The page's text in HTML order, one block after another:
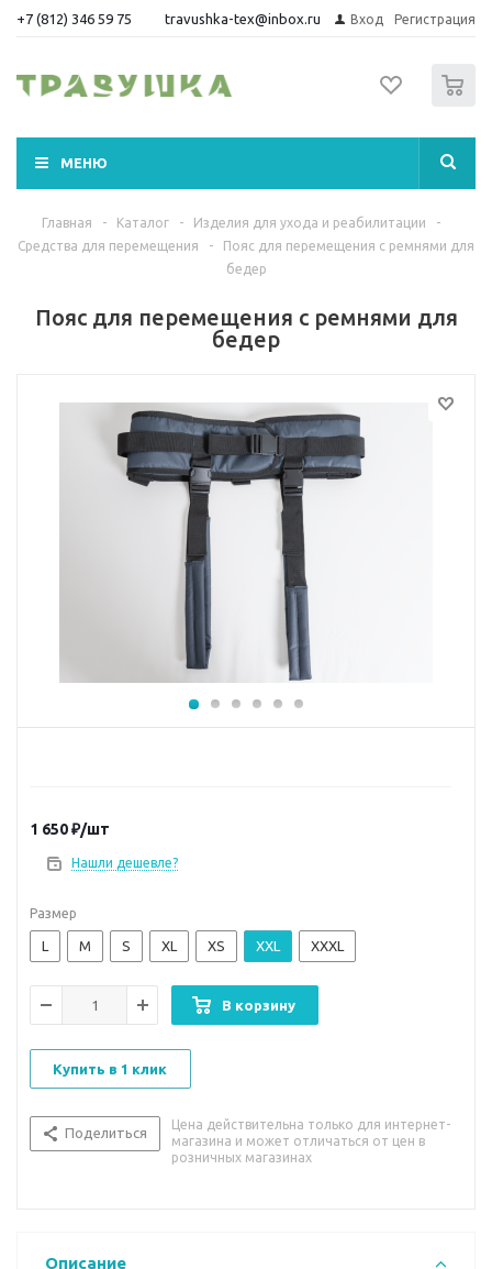
+7 (812) 346 59 75 travushka-tex@inbox.ru Вход Регистрация
МЕНЮ
Главная - Каталог - Изделия для ухода и реабилитации
-
Средства для перемещения
-
Пояс для перемещения с ремнями для
бедер
Пояс для перемещения с ремнями для
бедер
1 650₽/шт
Нашли дешевле?
Размер
L M S XL XS XXL XXXL
В корзину
Купить в 1 клик
Поделиться
Цена действительна только для интернет-
магазина и может отличаться от цен в
розничных магазинах
Описание